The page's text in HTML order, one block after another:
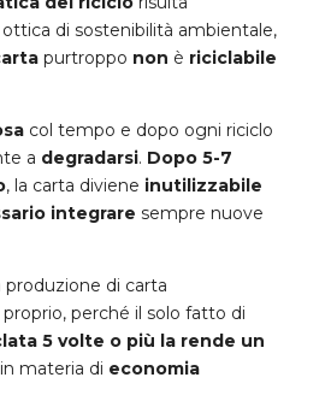
ottica di sostenibilità ambientale,
purtroppo non è riciclabile
col tempo e dopo ogni riciclo
a degradarsi. Dopo 5-7
, la carta diviene inutilizzabile
integrare sempre nuove
produzione di carta
perché il solo fatto di
5 volte o più la rende un
in materia di economia